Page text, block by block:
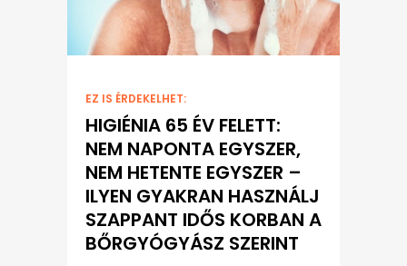
EZ IS ÉRDEKELHET:
HIGIÉNIA 65 ÉV FELETT:
NEM NAPONTA EGYSZER,
NEM HETENTE EGYSZER –
ILYEN GYAKRAN HASZNÁLJ
SZAPPANT IDŐS KORBAN A
BŐRGYÓGYÁSZ SZERINT